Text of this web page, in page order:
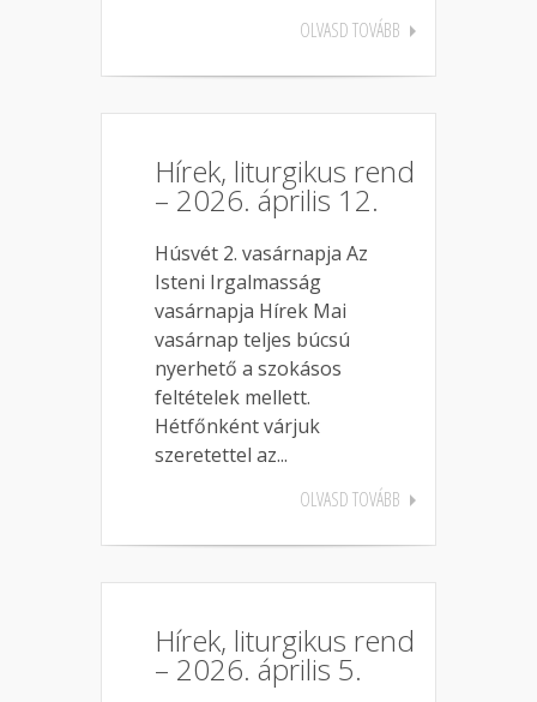
OLVASD TOVÁBB
Hírek, liturgikus rend
– 2026. április 12.
Húsvét 2. vasárnapja Az
Isteni Irgalmasság
vasárnapja Hírek Mai
vasárnap teljes búcsú
nyerhető a szokásos
feltételek mellett.
Hétfőnként várjuk
szeretettel az...
OLVASD TOVÁBB
Hírek, liturgikus rend
– 2026. április 5.